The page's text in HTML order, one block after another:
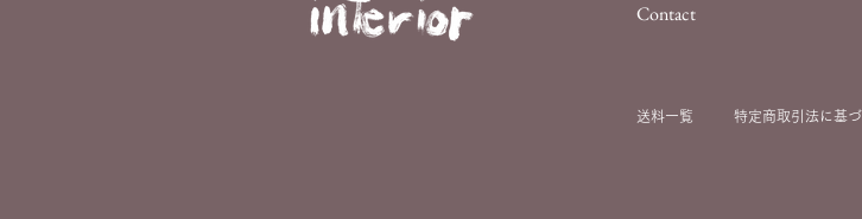
Contact
送料一覧 特定商取引法に基づ